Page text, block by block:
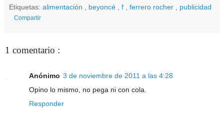
Etiquetas: alimentación beyoncé f ferrero rocher publicidad
Compartir
1 comentario :
Anónimo 3 de noviembre de 2011 a las 4:28
Opino lo mismo, no pega ni con cola.
Responder